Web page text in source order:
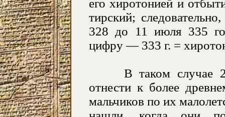
его хиротонией и
тирский;
328 до 11 июля 335
цифру — 333 г. =
В таком случае 2)
отнести к более
мальчиков по их